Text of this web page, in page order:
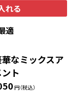
れる
適
なミックスア
ト
円（税込）